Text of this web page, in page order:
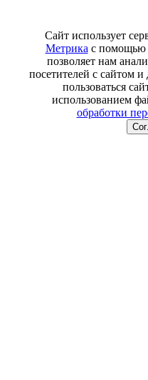
Сайт использует
Метрика с помощью
позволяет нам
посетителей с сайтом
пользоваться
использованием
обработки